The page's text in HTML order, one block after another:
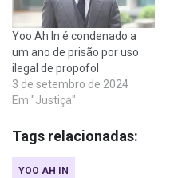
Yoo Ah In é condenado a
um ano de prisão por uso
ilegal de propofol
3 de setembro de 2024
Em "Justiça"
Tags relacionadas:
YOO AH IN